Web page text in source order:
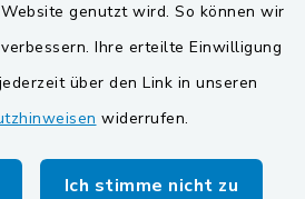
genutzt wird. So können wir
Ihre erteilte Einwilligung
über den Link in unseren
widerrufen.
Ich stimme nicht zu
bei Nabburg
Schwarzenfeld